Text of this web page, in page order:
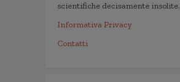
scientifiche decisamente insolite.
Informativa Privacy
Contatti